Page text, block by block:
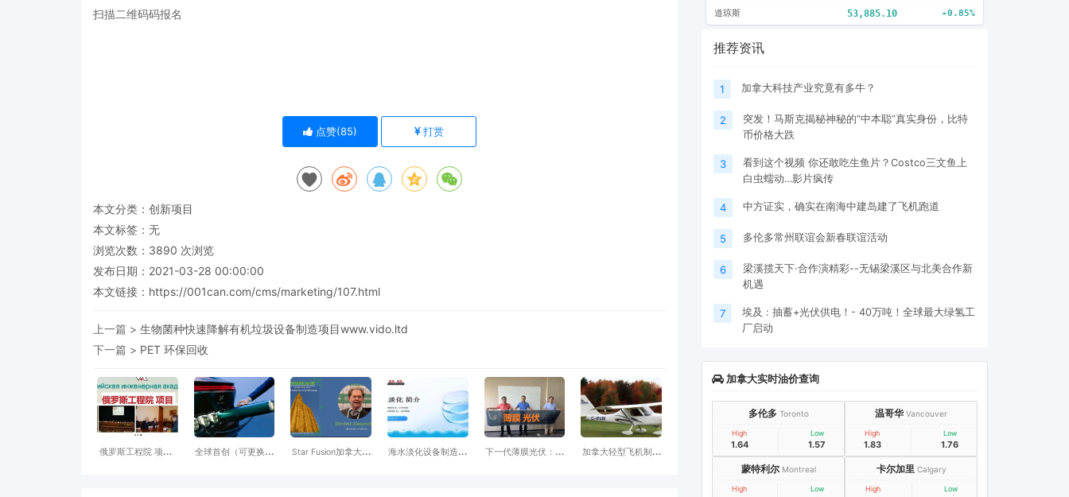
扫描二维码码报名
点赞(85) 打赏
本文分类： 创新项目
本文标签：无
浏览次数： 3890 次浏览
发布日期：2021-03-28 00:00:00
本文链接： https://001can.com/cms/marketing/107.html
上一篇 > 生物菌种快速降解有机垃圾设备制造项目www.vido.ltd
下一篇 > PET 环保回收
俄罗斯工程院 项目-
全球首创（可更换氢
Star Fusion加拿大唯
海水淡化设备制造项
下一代薄膜光伏：利
加拿大轻型飞机制造
道琼斯 53,885.10 -0.85%
推荐资讯
1 加拿大科技产业究竟有多牛？
2
突发！马斯克揭秘神秘的“中本聪”真实身份，比特
币价格大跌
3
看到这个视频 你还敢吃生鱼片？Costco三文鱼上
白虫蠕动…影片疯传
4 中方证实，确实在南海中建岛建了飞机跑道
5 多伦多常州联谊会新春联谊活动
6
梁溪揽天下·合作演精彩--无锡梁溪区与北美合作新
机遇
7
埃及 : 抽蓄+光伏供电！- 40万吨！全球最大绿氢工
厂启动
加拿大实时油价查询
多伦多 Toronto
High
1.64
Low
1.57
温哥华 Vancouver
High
1.83
Low
1.76
蒙特利尔 Montreal
High Low
卡尔加里 Calgary
High Low